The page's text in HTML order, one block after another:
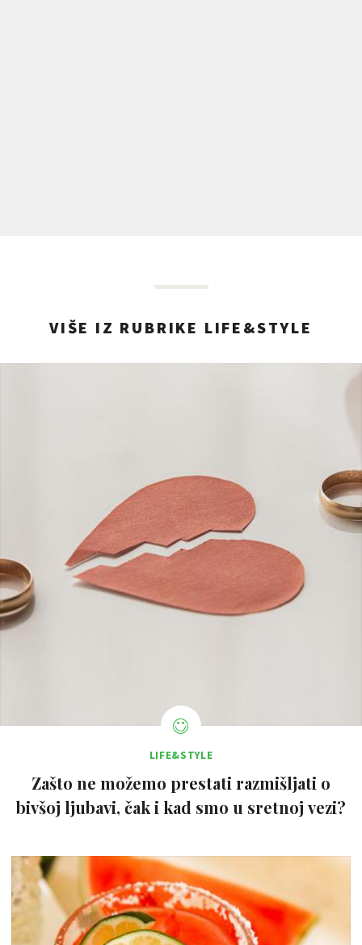
VIŠE IZ RUBRIKE LIFE&STYLE
LIFE&STYLE
Zašto ne možemo prestati razmišljati o
bivšoj ljubavi, čak i kad smo u sretnoj vezi?